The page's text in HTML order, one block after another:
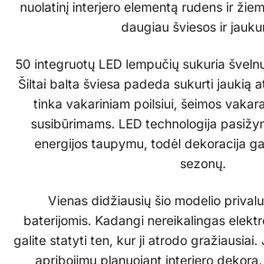
nuolatinį interjero elementą rudens ir
daugiau šviesos ir
50 integruotų LED lempučių sukuria
Šiltai balta šviesa padeda sukurti jaukią
tinka vakariniam poilsiui, šeimos
susibūrimams. LED technologija
energijos taupymu, todėl dekoracija
sezonų.
Vienas didžiausių šio modelio
baterijomis. Kadangi nereikalingas
galite statyti ten, kur ji atrodo gražiausiai.
apribojimų planuojant interjero